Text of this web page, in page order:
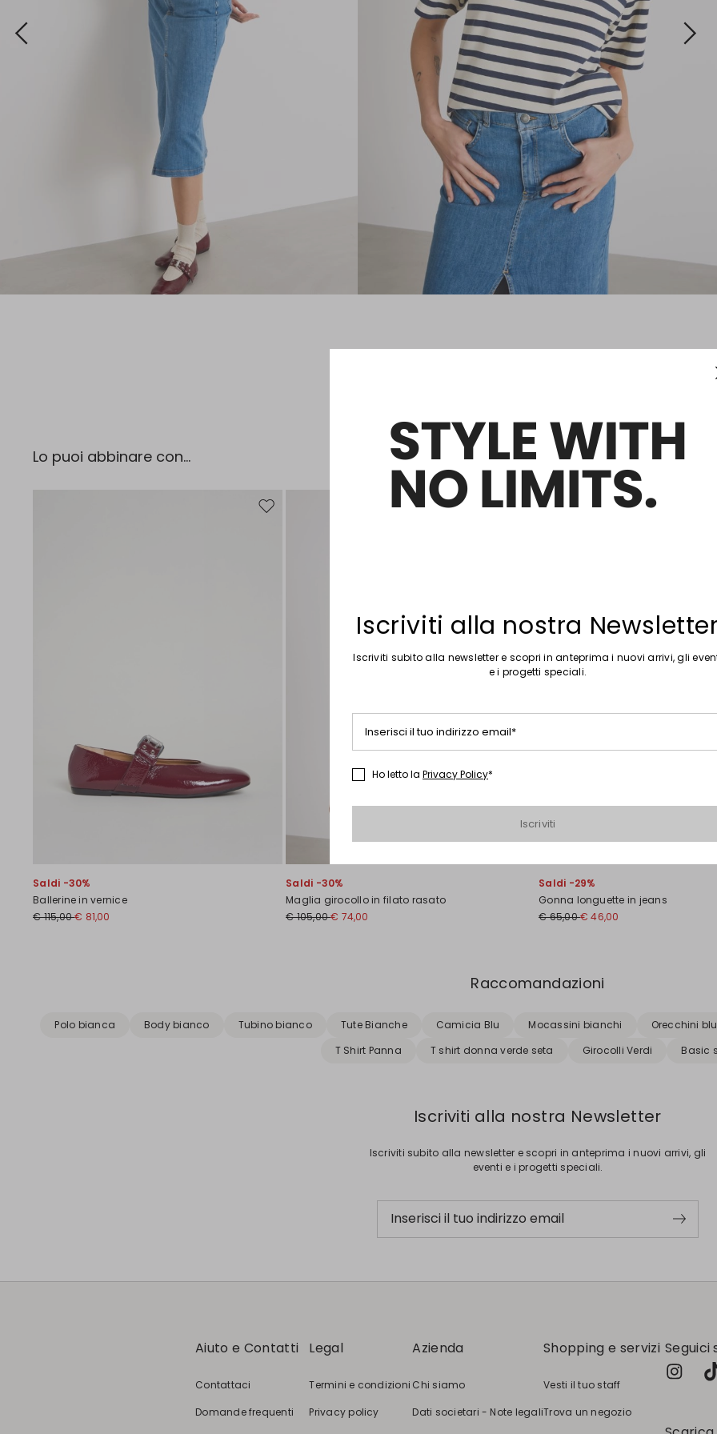
Lo puoi abbinare con...
Sposta nella wishlist
Saldi -30%
Ballerine in vernice
€ 115,00€ 81,00
Saldi -30%
Maglia girocollo in filato rasato
€ 105,00€ 74,00
Saldi -29%
Gonna longuette in jeans
€ 65,00€ 46,00
Raccomandazioni
Polo bianca Body bianco Tubino bianco Tute Bianche Camicia Blu Mocassini bianchi Orecchini blu
T Shirt Panna
T shirt donna verde seta Girocolli Verdi Basic
Iscriviti alla nostra Newsletter
Iscriviti subito alla newsletter e scopri in anteprima i nuovi arrivi, gli
eventi e i progetti speciali.
Inserisci il tuo indirizzo email
Aiuto e Contatti
Contattaci
Domande frequenti
Legal
Termini e condizioni
Privacy policy
Azienda
Chi siamo
Dati societari - Note legali
Shopping e servizi
Vesti il tuo staff
Trova un negozio
Seguici
Iscriviti alla nostra Newsletter
Iscriviti subito alla newsletter e scopri in anteprima i nuovi arrivi, gli
e i progetti speciali.
Inserisci il tuo indirizzo email*
Ho letto la Privacy Policy*
Iscriviti